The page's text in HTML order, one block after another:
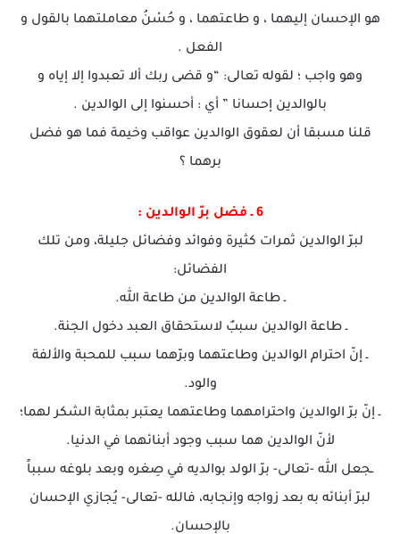
هو الإحسان إليهما ، و طاعتهما ، و حُسْنُ معاملتهما بالقول و
الفعل .
وهو واجب ؛ لقوله تعالى: “و قضى ربك ألا تعبدوا إلا إياه و
بالوالدين إحسانا ” أي : أحسنوا إلى الوالدين .
قلنا مسبقا أن لعقوق الوالدين عواقب وخيمة فما هو فضل
برهما ؟
6 ـ فضل برّ الوالدين :
لبرّ الوالدين ثمرات كثيرة وفوائد وفضائل جليلة، ومن تلك
الفضائل:
ـ طاعة الوالدين من طاعة الله.
ـ طاعة الوالدين سببٌ لاستحقاق العبد دخول الجنة.
ـ إنّ احترام الوالدين وطاعتهما وبرّهما سبب للمحبة والألفة
والود.
ـ إنّ برّ الوالدين واحترامهما وطاعتهما يعتبر بمثابة الشكر لهما؛
لأنّ الوالدين هما سبب وجود أبنائهما في الدنيا.
ـجعل الله -تعالى- برّ الولد بوالديه في صِغره وبعد بلوغه سبباً
لبرّ أبنائه به بعد زواجه وإنجابه، فالله -تعالى- يُجازي الإحسان
بالإحسان.